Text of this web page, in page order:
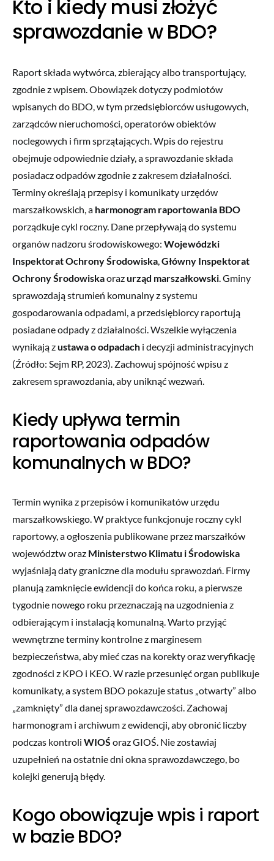
Kto i kiedy musi złożyć
sprawozdanie w BDO?
Raport składa wytwórca, zbierający albo transportujący,
zgodnie z wpisem. Obowiązek dotyczy podmiotów
wpisanych do BDO, w tym przedsiębiorców usługowych,
zarządców nieruchomości, operatorów obiektów
noclegowych i firm sprzątających. Wpis do rejestru
obejmuje odpowiednie działy, a sprawozdanie składa
posiadacz odpadów zgodnie z zakresem działalności.
Terminy określają przepisy i komunikaty urzędów
marszałkowskich, a harmonogram raportowania BDO
porządkuje cykl roczny. Dane przepływają do systemu
organów nadzoru środowiskowego: Wojewódzki
Inspektorat Ochrony Środowiska,Główny Inspektorat
Ochrony Środowiskaorazurząd marszałkowski. Gminy
sprawozdają strumień komunalny z systemu
gospodarowania odpadami, a przedsiębiorcy raportują
posiadane odpady z działalności. Wszelkie wyłączenia
wynikają zustawa o odpadach i decyzji administracyjnych
(Źródło: Sejm RP, 2023). Zachowuj spójność wpisu z
zakresem sprawozdania, aby uniknąć wezwań.
Kiedy upływa termin
raportowania odpadów
komunalnych w BDO?
Termin wynika z przepisów i komunikatów urzędu
marszałkowskiego. W praktyce funkcjonuje roczny cykl
raportowy, a ogłoszenia publikowane przez marszałków
województw oraz Ministerstwo Klimatu i Środowiska
wyjaśniają daty graniczne dla modułu sprawozdań. Firmy
planują zamknięcie ewidencji do końca roku, a pierwsze
tygodnie nowego roku przeznaczają na uzgodnienia z
odbierającym i instalacją komunalną. Warto przyjąć
wewnętrzne terminy kontrolne z marginesem
bezpieczeństwa, aby mieć czas na korekty oraz weryfikację
zgodności z KPO i KEO. W razie przesunięć organ publikuje
komunikaty, a system BDO pokazuje status „otwarty” albo
„zamknięty” dla danej sprawozdawczości. Zachowaj
harmonogram i archiwum z ewidencji, aby obronić liczby
podczas kontroli WIOŚ oraz GIOŚ. Nie zostawiaj
uzupełnień na ostatnie dni okna sprawozdawczego, bo
kolejki generują błędy.
Kogo obowiązuje wpis i raport
w bazie BDO?